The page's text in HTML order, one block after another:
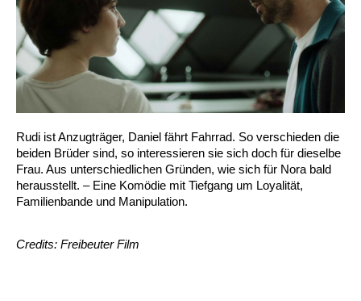
Rudi ist Anzugträger, Daniel fährt Fahrrad. So verschieden die
beiden Brüder sind, so interessieren sie sich doch für dieselbe
Frau. Aus unterschiedlichen Gründen, wie sich für Nora bald
herausstellt. – Eine Komödie mit Tiefgang um Loyalität,
Familienbande und Manipulation.
Credits: Freibeuter Film